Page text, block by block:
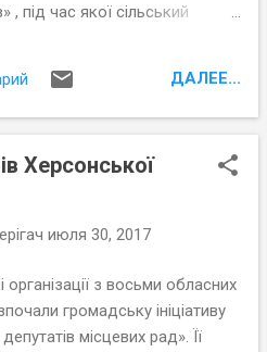
, під час якої сільський
досліджень презентували
розроблені в рамках
2027 року.
ДАЛЕЕ...
Херсонської
июля 30, 2017
організації з восьми обласних
громадську ініціативу
місцевих рад». Її